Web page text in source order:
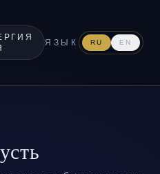
ЯЗЫК RU EN